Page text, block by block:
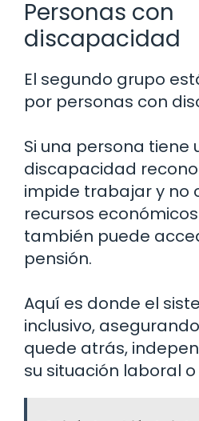
Personas con
discapacidad
El segundo grupo
por personas con
Si una persona tiene
discapacidad
impide trabajar y no
recursos
también puede
pensión.
Aquí es donde el
inclusivo,
quede atrás,
su situación laboral